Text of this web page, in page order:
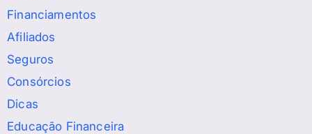
Financiamentos
Afiliados
Seguros
Consórcios
Dicas
Educação Financeira